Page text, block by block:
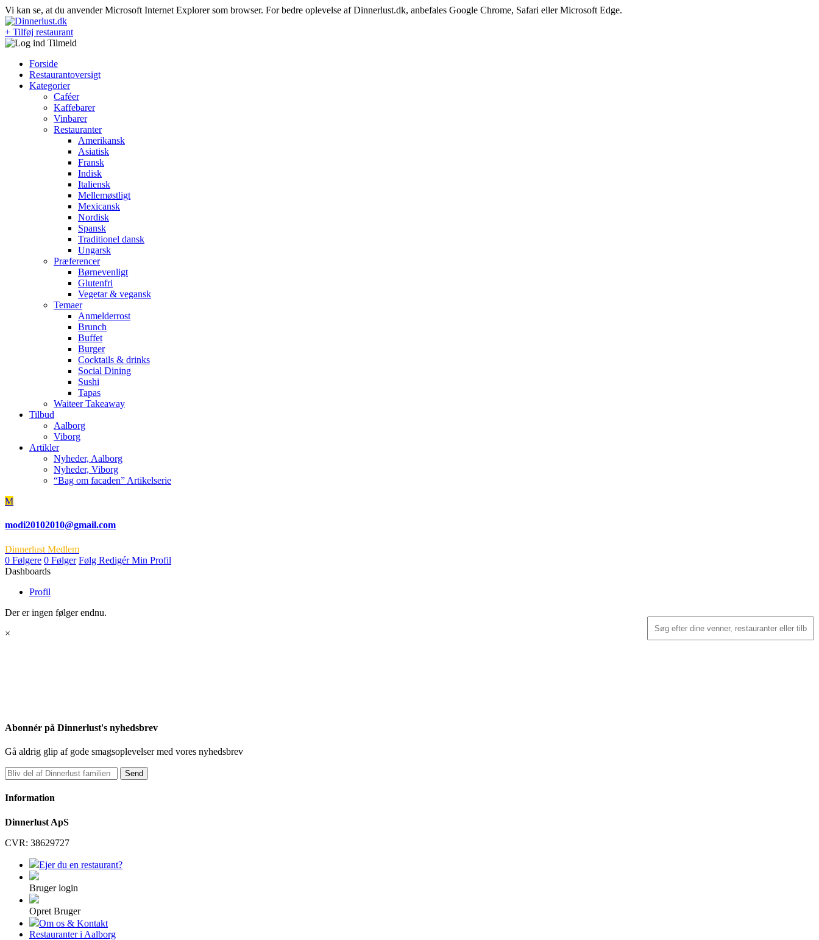
Vi kan se, at du anvender Microsoft Internet Explorer som browser. For bedre oplevelse af Dinnerlust.dk, anbefales Google Chrome, Safari eller Microsoft Edge.
+ Tilføj restaurant
Forside
Restaurantoversigt
Kategorier
Caféer
Kaffebarer
Vinbarer
Restauranter
Amerikansk
Asiatisk
Fransk
Indisk
Italiensk
Mellemøstligt
Mexicansk
Nordisk
Spansk
Traditionel dansk
Ungarsk
Præferencer
Børnevenligt
Glutenfri
Vegetar & vegansk
Temaer
Anmelderrost
Brunch
Buffet
Burger
Cocktails & drinks
Social Dining
Sushi
Tapas
Waiteer Takeaway
Tilbud
Aalborg
Viborg
Artikler
Nyheder, Aalborg
Nyheder, Viborg
“Bag om facaden” Artikelserie
M
modi20102010@gmail.com
Dinnerlust Medlem
0 Følgere 0 Følger Følg Redigér Min Profil
Dashboards
Profil
Der er ingen følger endnu.
×
Abonnér på Dinnerlust's nyhedsbrev
Gå aldrig glip af gode smagsoplevelser med vores nyhedsbrev
Send
Information
Dinnerlust ApS
CVR: 38629727
Ejer du en restaurant?
Bruger login
Opret Bruger
Om os & Kontakt
Restauranter i Aalborg